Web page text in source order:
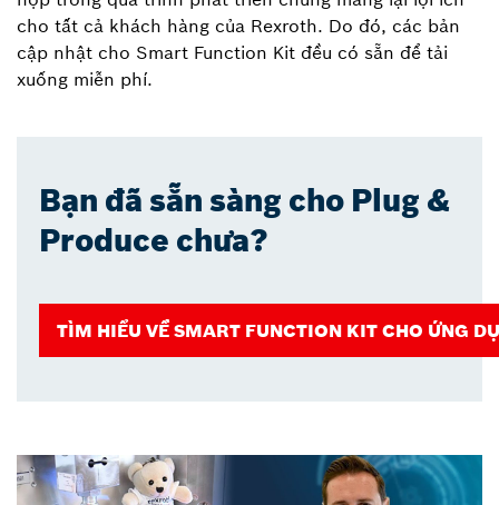
cho tất cả khách hàng của Rexroth. Do đó, các bản
cập nhật cho Smart Function Kit đều có sẵn để tải
xuống miễn phí.
Bạn đã sẵn sàng cho Plug &
Produce chưa?
TÌM HIỂU VỀ SMART FUNCTION KIT CHO ỨNG